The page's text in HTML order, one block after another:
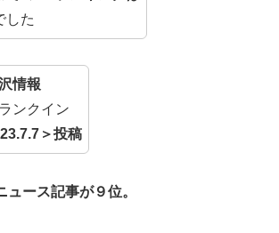
した
情報
ンクイン
＞投稿
ース記事が９位。